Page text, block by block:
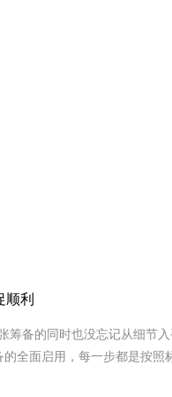
顺利
备的同时也没忘记从细节
全面启用，每一步都是按